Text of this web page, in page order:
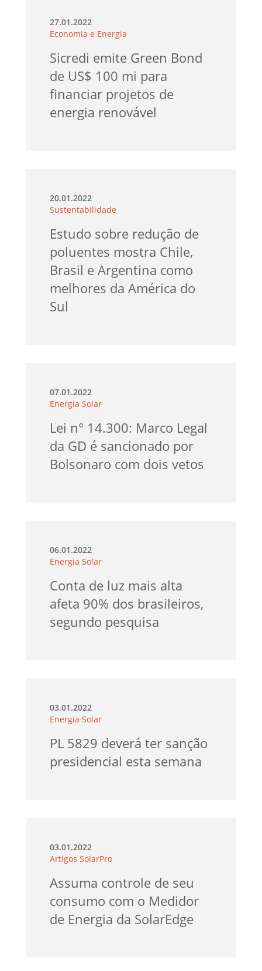
27.01.2022
Economia e Energia
Sicredi emite Green Bond
de US$ 100 mi para
financiar projetos de
energia renovável
20.01.2022
Sustentabilidade
Estudo sobre redução de
poluentes mostra Chile,
Brasil e Argentina como
melhores da América do
Sul
07.01.2022
Energia Solar
Lei n° 14.300: Marco Legal
da GD é sancionado por
Bolsonaro com dois vetos
06.01.2022
Energia Solar
Conta de luz mais alta
afeta 90% dos brasileiros,
segundo pesquisa
03.01.2022
Energia Solar
PL 5829 deverá ter sanção
presidencial esta semana
03.01.2022
Artigos SolarPro
Assuma controle de seu
consumo com o Medidor
de Energia da SolarEdge